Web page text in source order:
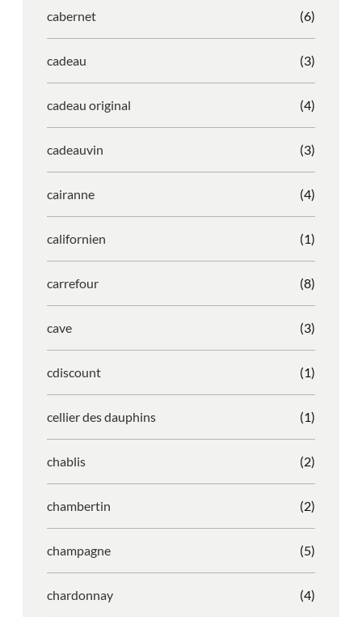
cabernet (6)
cadeau (3)
cadeau original (4)
cadeauvin (3)
cairanne (4)
californien (1)
carrefour (8)
cave (3)
cdiscount (1)
cellier des dauphins (1)
chablis (2)
chambertin (2)
champagne (5)
chardonnay (4)